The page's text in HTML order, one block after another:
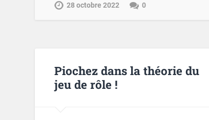
28 octobre 2022 0
Piochez dans la théorie du
jeu de rôle !